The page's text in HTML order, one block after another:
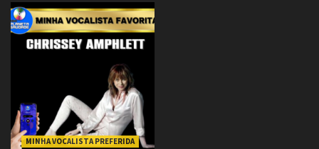
MINHA VOCALISTA PREFERIDA